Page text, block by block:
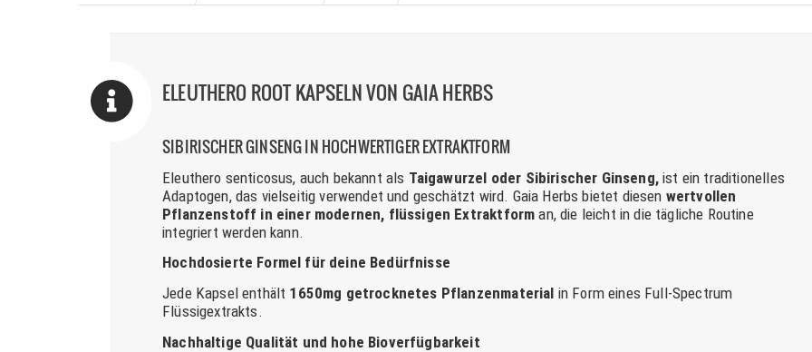
ELEUTHERO ROOT KAPSELN VON GAIA HERBS
SIBIRISCHER GINSENG IN HOCHWERTIGER EXTRAKTFORM
Eleuthero senticosus, auch bekannt als Taigawurzel oder Sibirischer Ginseng,ist ein traditionelles
Adaptogen, das vielseitig verwendet und geschätzt wird. Gaia Herbs bietet diesen wertvollen
Pflanzenstoff in einer modernen, flüssigen Extraktform an, die leicht in die tägliche Routine
integriert werden kann.
Hochdosierte Formel für deine Bedürfnisse
Jede Kapsel enthält 1650mg getrocknetes Pflanzenmaterial in Form eines Full-Spectrum
Flüssigextrakts.
Nachhaltige Qualität und hohe Bioverfügbarkeit